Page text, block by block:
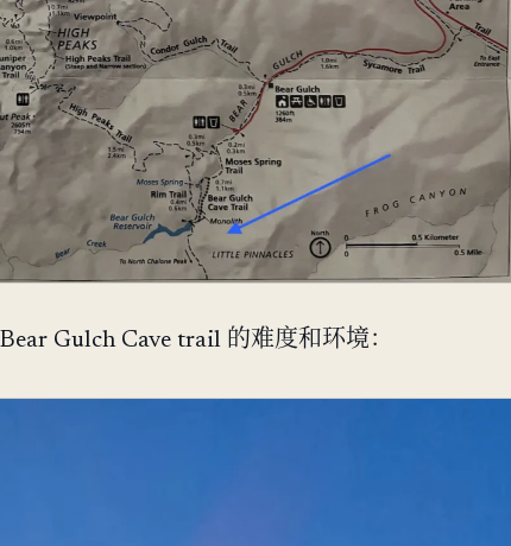
Gulch Cave trail 的难度和环境：